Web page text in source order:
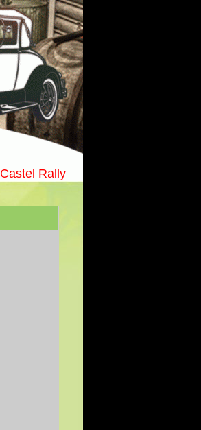
Castel Rally